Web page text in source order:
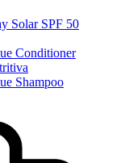
Solar SPF 50
Conditioner
Shampoo